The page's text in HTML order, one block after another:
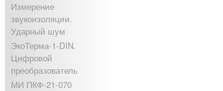
Измерение
звукоизоляции.
Ударный шум
ЭкоТерма-1-DIN.
Цифровой
преобразователь
МИ ПКФ-21-070